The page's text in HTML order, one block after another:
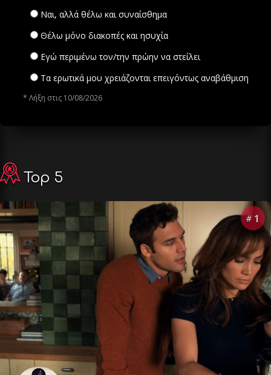
Ναι, αλλά θέλω και συναίσθημα
Θέλω μόνο διακοπές και ησυχία
Εγώ περιμένω τον/την πρώην να στείλει
Τα ερωτικά μου χρειάζονται επειγόντως αναβάθμιση
* Λήξη στις 10/08/2026
Top 5
# 1